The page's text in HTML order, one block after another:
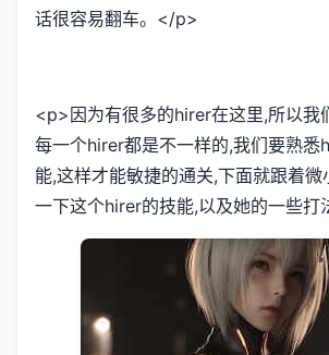
话很容易翻车。</p>
<p>因为有很多的hirer在这里,所以我
每一个hirer都是不一样的,我们要熟悉
能,这样才能敏捷的通关,下面就跟着
一下这个hirer的技能,以及她的一些